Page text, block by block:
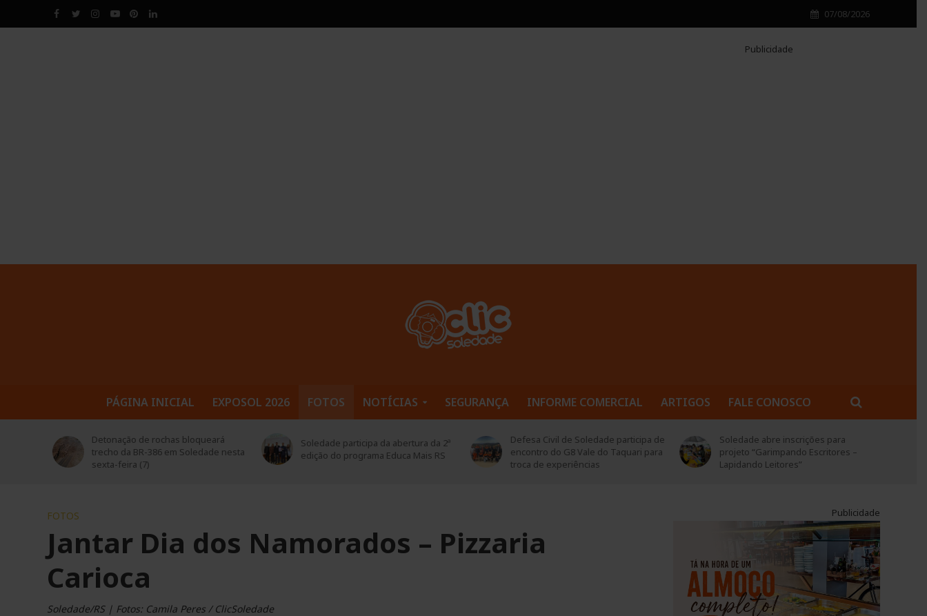
07/08/2026
Publicidade
PÁGINA INICIAL EXPOSOL 2026 FOTOS NOTÍCIAS SEGURANÇA INFORME COMERCIAL ARTIGOS FALE CONOSCO
Detonação de rochas bloqueará
trecho da BR-386 em Soledade nesta
sexta-feira (7)
Soledade participa da abertura da 2ª
edição do programa Educa Mais RS
Defesa Civil de Soledade participa de
encontro do G8 Vale do Taquari para
troca de experiências
Soledade abre inscrições para
projeto “Garimpando Escritores –
Lapidando Leitores”
FOTOS
Jantar Dia dos Namorados – Pizzaria
Carioca
Soledade/RS | Fotos: Camila Peres / ClicSoledade
Publicidade